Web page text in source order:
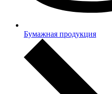
Бумажная продукция